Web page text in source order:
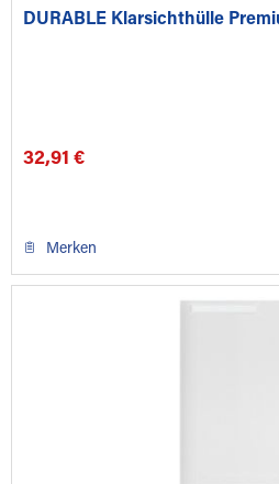
DURABLE Klarsichthülle
32,91 €
Merken